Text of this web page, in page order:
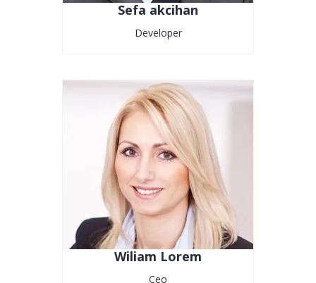
Sefa akcihan
Developer
Wiliam Lorem
Ceo